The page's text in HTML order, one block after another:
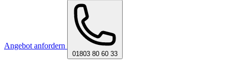
Angebot anfordern
01803 80 60 33